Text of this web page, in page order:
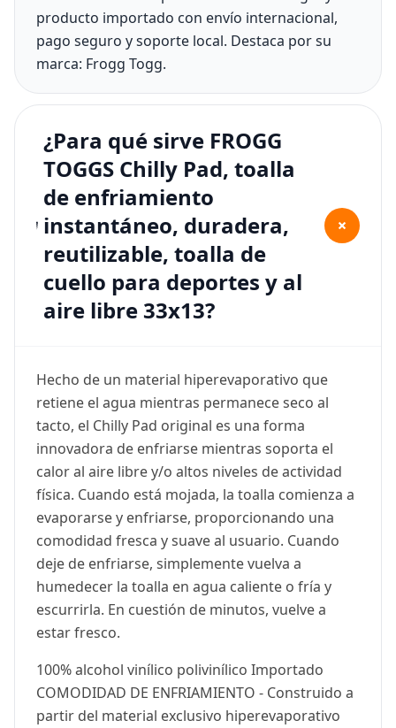
producto importado con envío internacional,
pago seguro y soporte local. Destaca por su
marca: Frogg Togg.
¿Para qué sirve FROGG
TOGGS Chilly Pad, toalla
de enfriamiento
instantáneo, duradera,
reutilizable, toalla de
cuello para deportes y al
aire libre 33x13?
+
Hecho de un material hiperevaporativo que
retiene el agua mientras permanece seco al
tacto, el Chilly Pad original es una forma
innovadora de enfriarse mientras soporta el
calor al aire libre y/o altos niveles de actividad
física. Cuando está mojada, la toalla comienza a
evaporarse y enfriarse, proporcionando una
comodidad fresca y suave al usuario. Cuando
deje de enfriarse, simplemente vuelva a
humedecer la toalla en agua caliente o fría y
escurrirla. En cuestión de minutos, vuelve a
estar fresco.
100% alcohol vinílico polivinílico Importado
COMODIDAD DE ENFRIAMIENTO - Construido a
partir del material exclusivo hiperevaporativo